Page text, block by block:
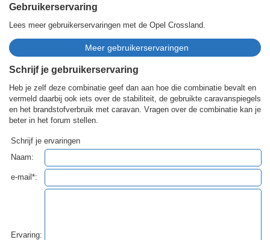
Gebruikerservaring
Lees meer gebruikerservaringen met de Opel Crossland.
Schrijf je gebruikerservaring
Heb je zelf deze combinatie geef dan aan hoe die combinatie bevalt en
vermeld daarbij ook iets over de stabiliteit, de gebruikte caravanspiegels
en het brandstofverbruik met caravan. Vragen over de combinatie kan je
beter in het forum stellen.
Schrijf je ervaringen
Naam:
e-mail*:
Ervaring: